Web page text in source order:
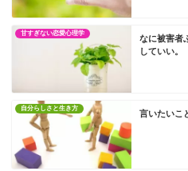
甘すぎない恋愛心理学
なに被害者
していい。
自分らしさと生き方
言いたいこ